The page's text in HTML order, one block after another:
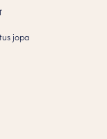
jopa